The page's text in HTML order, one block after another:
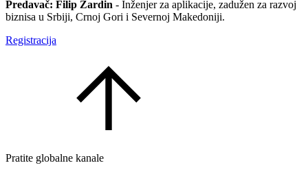
Predavač: Filip Žardin - Inženjer za aplikacije, zadužen za razvoj
biznisa u Srbiji, Crnoj Gori i Severnoj Makedoniji.
Registracija
Pratite globalne kanale